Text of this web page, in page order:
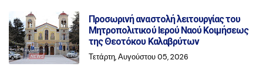
Προσωρινή αναστολή λειτουργίας του
Μητροπολιτικού Ιερού Ναού Κοιμήσεως
της Θεοτόκου Καλαβρύτων
Τετάρτη, Αυγούστου 05, 2026